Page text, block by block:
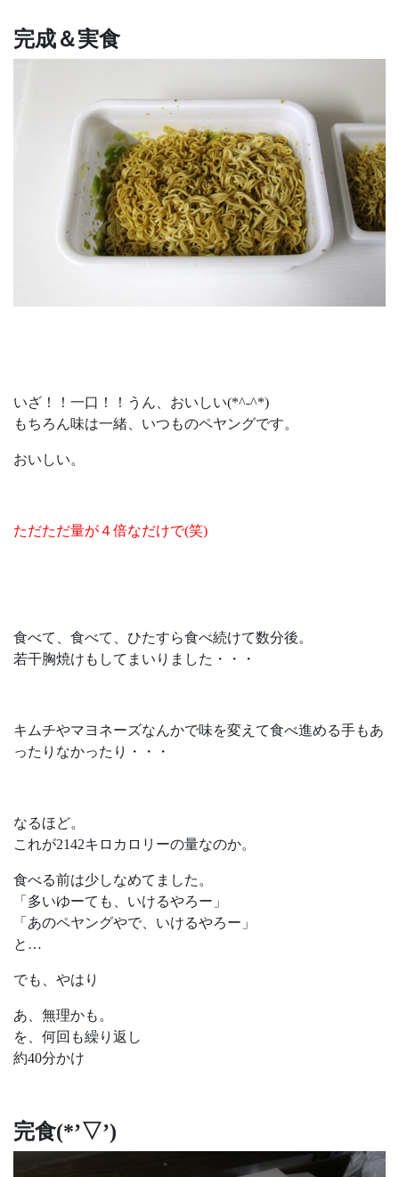
完成＆実食
いざ！！一口！！うん、おいしい(*^-^*)
もちろん味は一緒、いつものペヤングです。
おいしい。
ただただ量が４倍なだけで(笑)
食べて、食べて、ひたすら食べ続けて数分後。
若干胸焼けもしてまいりました・・・
キムチやマヨネーズなんかで味を変えて食べ進める手もあ
ったりなかったり・・・
なるほど。
これが2142キロカロリーの量なのか。
食べる前は少しなめてました。
「多いゆーても、いけるやろー」
「あのペヤングやで、いけるやろー」
と…
でも、やはり
あ、無理かも。
を、何回も繰り返し
約40分かけ
完食(*’▽’)